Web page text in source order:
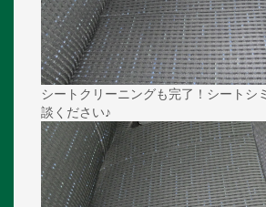
シートクリーニングも完了！シートシ
談ください♪